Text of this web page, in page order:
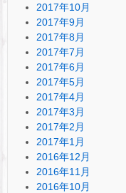
2017年10月
2017年9月
2017年8月
2017年7月
2017年6月
2017年5月
2017年4月
2017年3月
2017年2月
2017年1月
2016年12月
2016年11月
2016年10月